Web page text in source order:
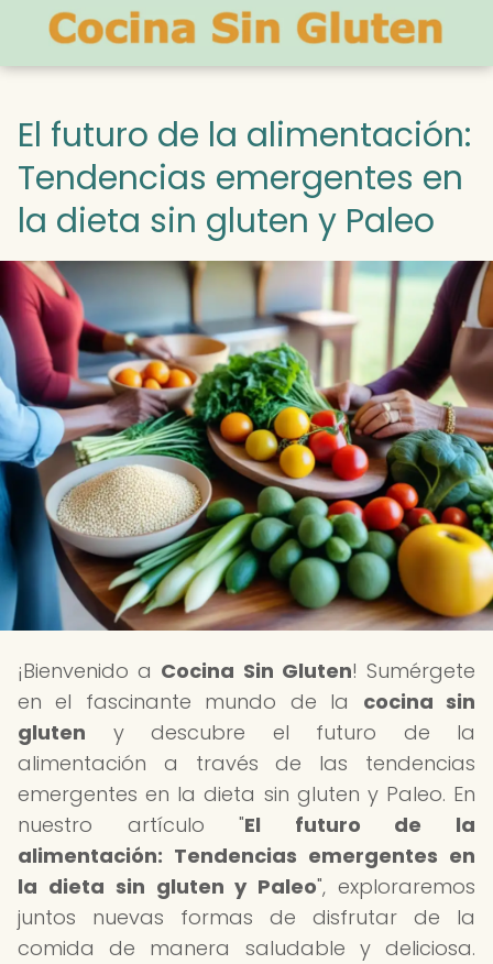
El futuro de la alimentación:
Tendencias emergentes en
la dieta sin gluten y Paleo
¡Bienvenido a Cocina Sin Gluten! Sumérgete
en el fascinante mundo de la cocina sin
gluten y descubre el futuro de la
alimentación a través de las tendencias
emergentes en la dieta sin gluten y Paleo. En
nuestro artículo "El futuro de la
alimentación: Tendencias emergentes en
la dieta sin gluten y Paleo", exploraremos
juntos nuevas formas de disfrutar de la
comida de manera saludable y deliciosa.